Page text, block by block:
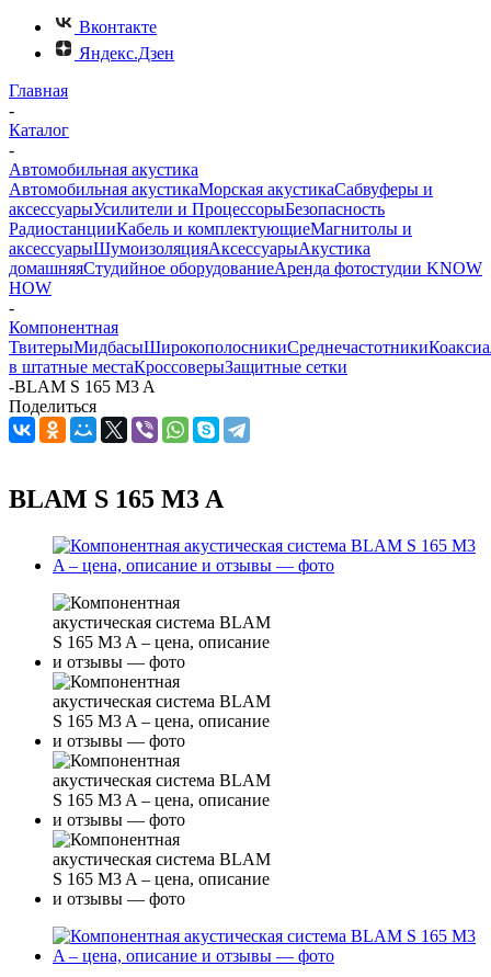
Вконтакте
Яндекс.Дзен
Главная
-
Каталог
-
Автомобильная акустика
Автомобильная акустикаМорская акустикаСабвуферы и
аксессуарыУсилители и ПроцессорыБезопасность
РадиостанцииКабель и комплектующиеМагнитолы и
аксессуарыШумоизоляцияАксессуарыАкустика
домашняяСтудийное оборудованиеАренда фотостудии KNOW
HOW
-
Компонентная
ТвитерыМидбасыШирокополосникиСреднечастотники
в штатные местаКроссоверыЗащитные сетки
-BLAM S 165 M3 A
Поделиться
BLAM S 165 M3 A